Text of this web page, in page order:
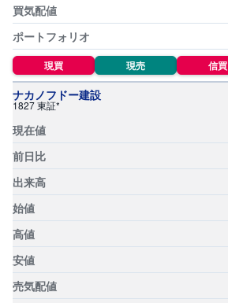
債
券
FX
お
ま
か
せ
投
資
PICK
UP
S
BI
株
オ
プ
シ
ョ
ン
貸株サービス適用金利一覧
ETF・ETN取扱銘柄一覧
REIT(不動産投資信託)取扱銘柄一覧
テーマ投資一覧
積立ランキング
現買 現売 信買
ナカノフドー建設
1827 東証*